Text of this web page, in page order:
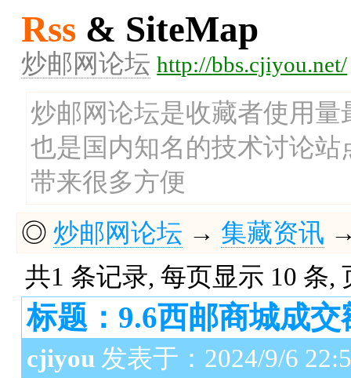
Rss & SiteMap
炒邮网论坛 http://bbs.cjiyou.net/
炒邮网论坛是收藏者使用
也是国内知名的技术讨论
带来很多方便
◎炒邮网论坛 →集藏资讯
共1 条记录, 每页显示 10 条,
标题：9.6西邮商城成交
cjiyou 发表于：2024/9/6